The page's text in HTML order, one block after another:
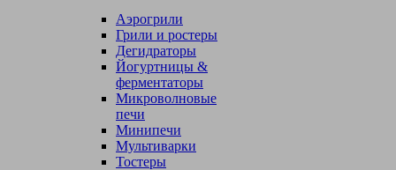
Аэрогрили
Грили и ростеры
Дегидраторы
Йогуртницы &
ферментаторы
Микроволновые
печи
Минипечи
Мультиварки
Тостеры